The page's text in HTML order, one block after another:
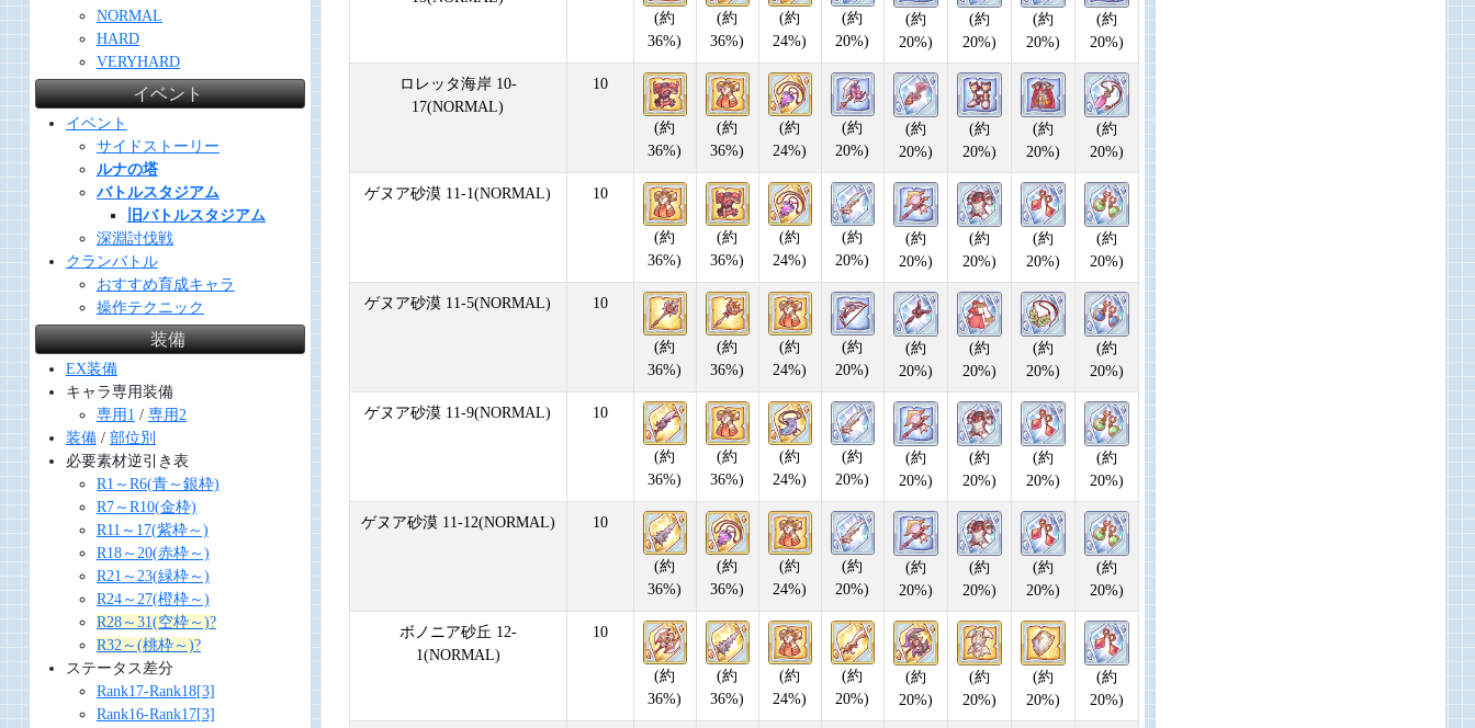
(約
36%)
(約
36%)
(約
24%)
(約
20%)
(約
20%)
(約
20%)
(約
20%)
(約
20%)
ロレッタ海岸 10-
17(NORMAL)
10
(約
36%)
(約
36%)
(約
24%)
(約
20%)
(約
20%)
(約
20%)
(約
20%)
(約
20%)
ゲヌア砂漠 11-1(NORMAL) 10
(約
36%)
(約
36%)
(約
24%)
(約
20%)
(約
20%)
(約
20%)
(約
20%)
(約
20%)
ゲヌア砂漠 11-5(NORMAL) 10
(約
36%)
(約
36%)
(約
24%)
(約
20%)
(約
20%)
(約
20%)
(約
20%)
(約
20%)
ゲヌア砂漠 11-9(NORMAL) 10
(約
36%)
(約
36%)
(約
24%)
(約
20%)
(約
20%)
(約
20%)
(約
20%)
(約
20%)
ゲヌア砂漠 11-12(NORMAL) 10
(約
36%)
(約
36%)
(約
24%)
(約
20%)
(約
20%)
(約
20%)
(約
20%)
(約
20%)
ボノニア砂丘 12-
1(NORMAL)
10
(約
36%)
(約
36%)
(約
24%)
(約
20%)
(約
20%)
(約
20%)
(約
20%)
(約
20%)
NORMAL
HARD
VERYHARD
イベント
イベント
サイドストーリー
ルナの塔
バトルスタジアム
旧バトルスタジアム
深淵討伐戦
クランバトル
おすすめ育成キャラ
操作テクニック
装備
EX装備
キャラ専用装備
専用1 / 専用2
装備/ 部位別
必要素材逆引き表
R1～R6(青～銀枠)
R7～R10(金枠)
R11～17(紫枠～)
R18～20(赤枠～)
R21～23(緑枠～)
R24～27(橙枠～)
R28～31(空枠～)?
R32～(桃枠～)?
ステータス差分
Rank17-Rank18[3]
Rank16-Rank17[3]